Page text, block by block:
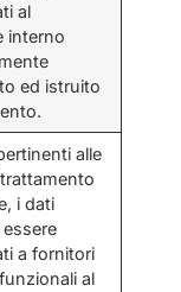
al
interno
ed istruito
alle
i dati
a fornitori
al